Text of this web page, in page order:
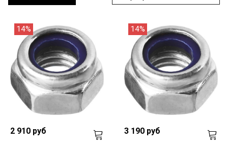
14%
2 910 руб
14%
3 190 руб